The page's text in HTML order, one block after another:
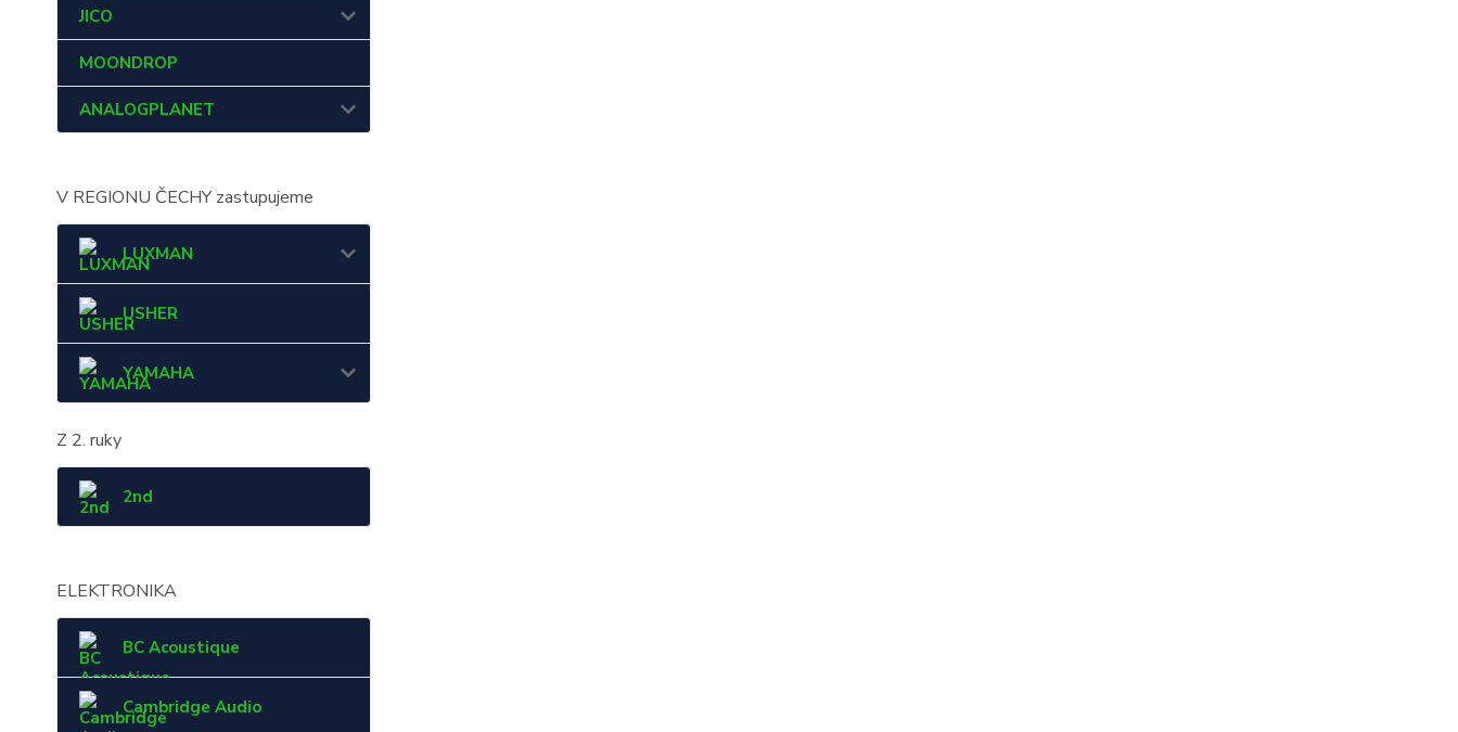
JICO
MOONDROP
ANALOGPLANET
V REGIONU ČECHY zastupujeme
LUXMAN
USHER
YAMAHA
Z 2. ruky
2nd
ELEKTRONIKA
BC Acoustique
Cambridge Audio